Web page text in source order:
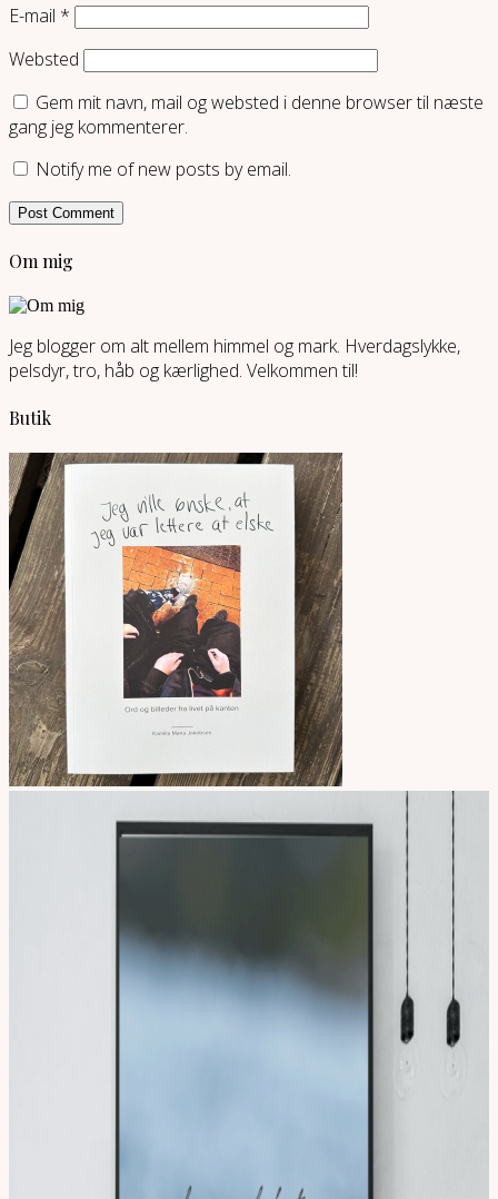
E-mail *
Websted
Gem mit navn, mail og websted i denne browser til næste
gang jeg kommenterer.
Notify me of new posts by email.
Om mig
Jeg blogger om alt mellem himmel og mark. Hverdagslykke,
pelsdyr, tro, håb og kærlighed. Velkommen til!
Butik